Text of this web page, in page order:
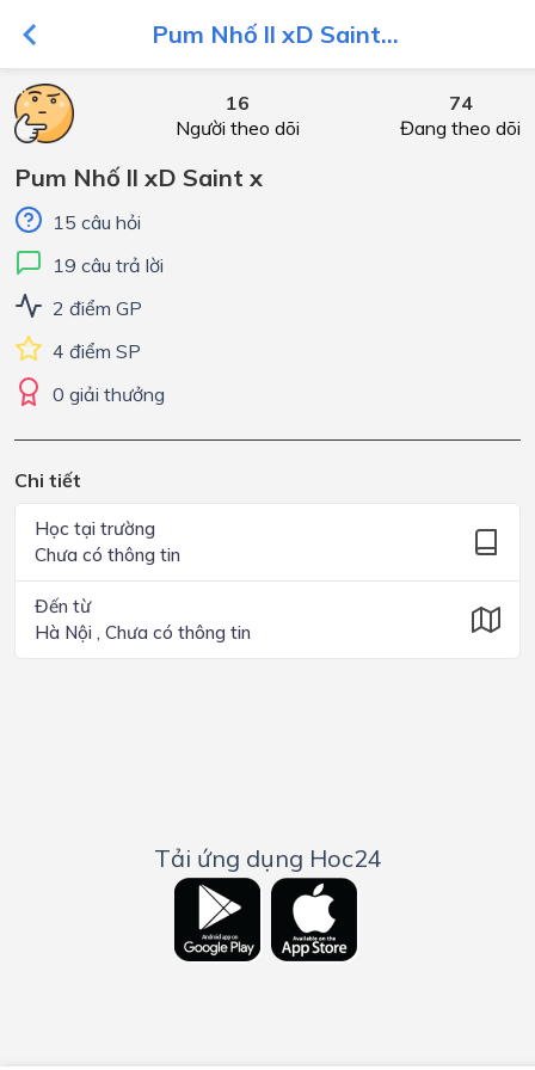
Pum Nhố ll xD Saint...
16
Người theo dõi
74
Đang theo dõi
Pum Nhố ll xD Saint x
15 câu hỏi
19 câu trả lời
2 điểm GP
4 điểm SP
0 giải thưởng
Chi tiết
Học tại trường
Chưa có thông tin
Đến từ
Hà Nội , Chưa có thông tin
Tải ứng dụng Hoc24